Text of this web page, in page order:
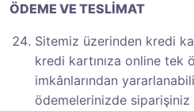
ÖDEME VE TESLİMAT
Sitemiz üzerinden kredi
kredi kartınıza online tek
imkânlarından
ödemelerinizde siparişiniz